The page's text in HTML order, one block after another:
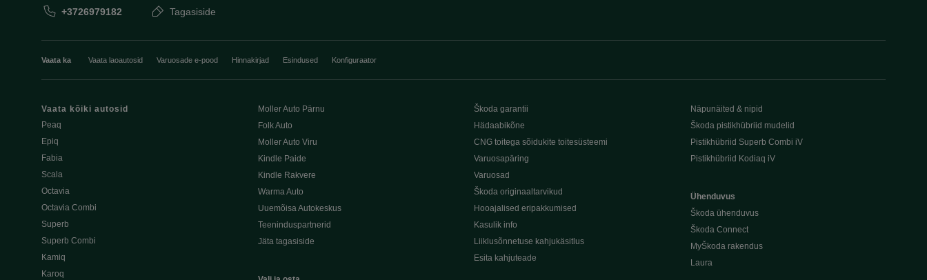
+3726979182 Tagasiside
Vaata ka Vaata laoautosid Varuosade e-pood Hinnakirjad Esindused Konfiguraator
Vaata kõiki autosid
Peaq
Epiq
Fabia
Scala
Octavia
Octavia Combi
Superb
Superb Combi
Kamiq
Karoq
Moller Auto Pärnu
Folk Auto
Moller Auto Viru
Kindle Paide
Kindle Rakvere
Warma Auto
Uuemõisa Autokeskus
Teeninduspartnerid
Jäta tagasiside
Škoda garantii
Hädaabikõne
CNG toitega sõidukite toitesüsteemi
Varuosapäring
Varuosad
Škoda originaaltarvikud
Hooajalised eripakkumised
Kasulik info
Liiklusõnnetuse kahjukäsitlus
Esita kahjuteade
Näpunäited & nipid
Škoda pistikhübriid mudelid
Pistikhübriid Superb Combi iV
Pistikhübriid Kodiaq iV
Ühenduvus
Škoda ühenduvus
Škoda Connect
MyŠkoda rakendus
Laura